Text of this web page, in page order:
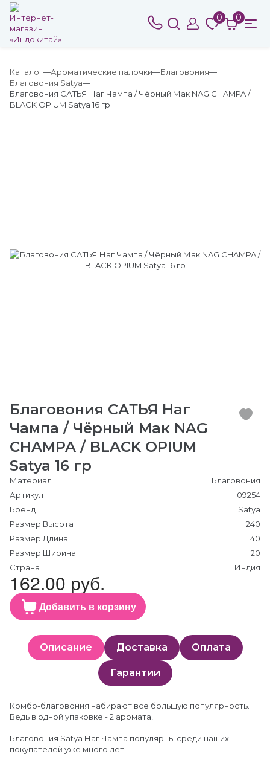
0 0
Каталог Ароматические палочки
Благовония
Благовония Satya
Благовония САТЬЯ Наг Чампа / Чёрный Мак NAG CHAMPA /
BLACK OPIUM Satya 16 гр
Благовония САТЬЯ Наг
Чампа / Чёрный Мак NAG
CHAMPA / BLACK OPIUM
Satya 16 гр
Материал
Благовония
Артикул
09254
Бренд
Satya
Размер Высота
240
Размер Длина
40
Размер Ширина
20
Страна
Индия
162.00 руб.
Добавить в корзину
Описание Доставка Оплата
Гарантии
Комбо-благовония набирают все большую популярность.
Ведь в одной упаковке - 2 аромата!
Благовония Satya Наг Чампа популярны среди наших
покупателей уже много лет.